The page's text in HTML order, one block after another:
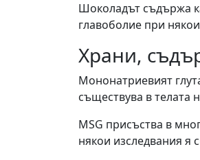
Шоколадът съдържа
главоболие при
Храни,
Мононатриевият
съществува в телата
MSG присъства в
някои изследвания я